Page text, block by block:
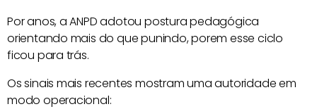
Por anos, a ANPD adotou postura pedagógica
orientando mais do que punindo, porem esse ciclo
ficou para trás.
Os sinais mais recentes mostram uma autoridade em
modo operacional: